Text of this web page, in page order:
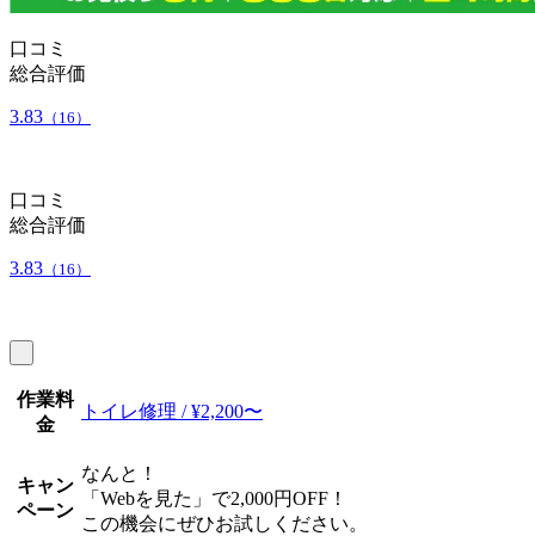
口コミ
総合評価
3.83 （16）
口コミ
総合評価
3.83 （16）
作業料
金
トイレ修理 / ¥2,200〜
キャン
ペーン
なんと！
「Webを見た」で2,000円OFF！
この機会にぜひお試しください。